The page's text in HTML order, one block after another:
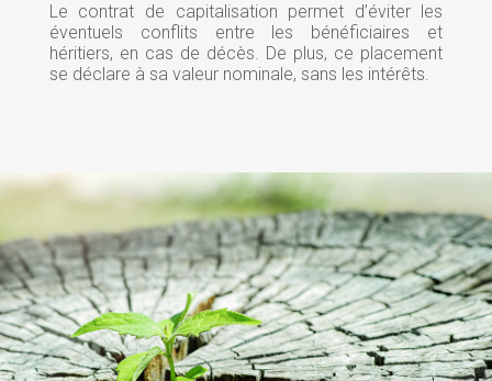
Le contrat de capitalisation permet d’éviter les
éventuels conflits entre les bénéficiaires et
héritiers, en cas de décès. De plus, ce placement
se déclare à sa valeur nominale, sans les intérêts.